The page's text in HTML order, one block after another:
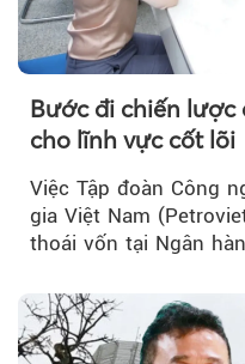
Bước đi chiến
cho lĩnh vực cốt lõi
Việc Tập đoàn Công
gia Việt Nam
thoái vốn tại Ngân